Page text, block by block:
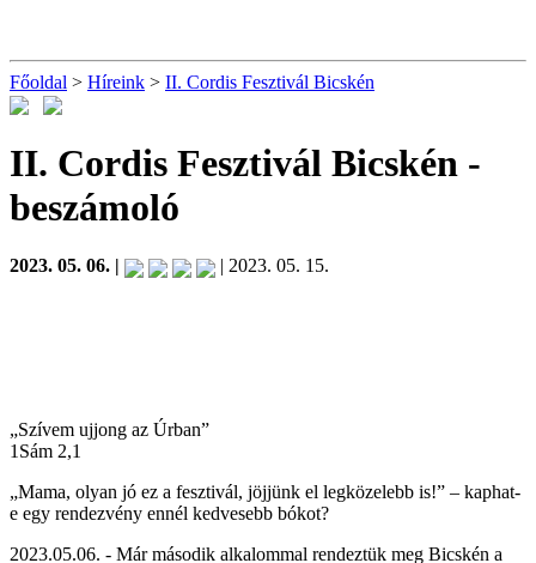
Főoldal > Híreink > II. Cordis Fesztivál Bicskén
II. Cordis Fesztivál Bicskén -
beszámoló
2023. 05. 06. | | 2023. 05. 15.
„Szívem ujjong az Úrban”
1Sám 2,1
„Mama, olyan jó ez a fesztivál, jöjjünk el legközelebb is!” – kaphat-
e egy rendezvény ennél kedvesebb bókot?
2023.05.06. - Már második alkalommal rendeztük meg Bicskén a